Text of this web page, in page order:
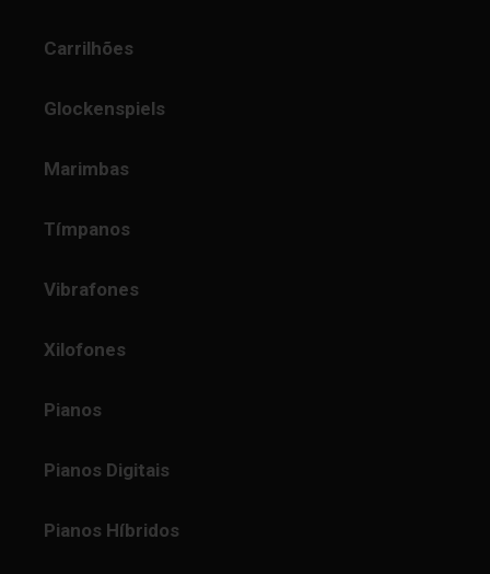
Carrilhões
Glockenspiels
Marimbas
Tímpanos
Vibrafones
Xilofones
Pianos
Pianos Digitais
Pianos Híbridos